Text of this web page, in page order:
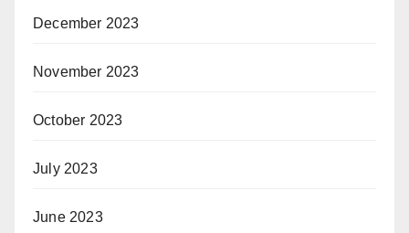
December 2023
November 2023
October 2023
July 2023
June 2023